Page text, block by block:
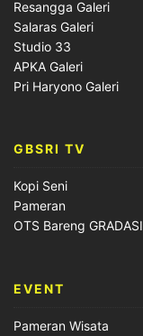
Resangga Galeri
Salaras Galeri
Studio 33
APKA Galeri
Pri Haryono Galeri
GBSRI TV
Kopi Seni
Pameran
OTS Bareng GRADASI
EVENT
Pameran Wisata